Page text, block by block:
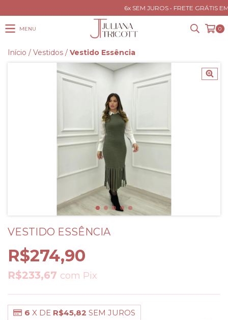
6x SEM JUROS • FRETE GRÁTIS
MENU 0
Início / Vestidos / Vestido Essência
VESTIDO ESSÊNCIA
R$274,90
R$233,67 com Pix
6 X DE R$45,82 SEM JUROS